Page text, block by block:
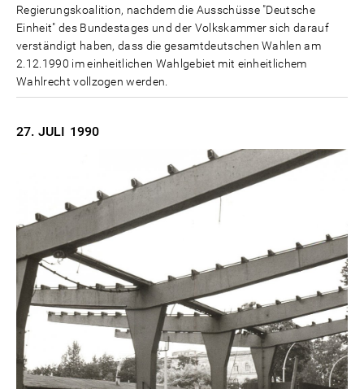
Regierungskoalition, nachdem die Ausschüsse "Deutsche
Einheit" des Bundestages und der Volkskammer sich darauf
verständigt haben, dass die gesamtdeutschen Wahlen am
2.12.1990 im einheitlichen Wahlgebiet mit einheitlichem
Wahlrecht vollzogen werden.
27. JULI 1990